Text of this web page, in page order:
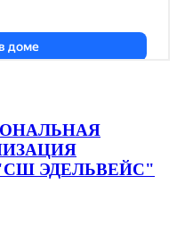
ЭДЕЛЬВЕЙС"